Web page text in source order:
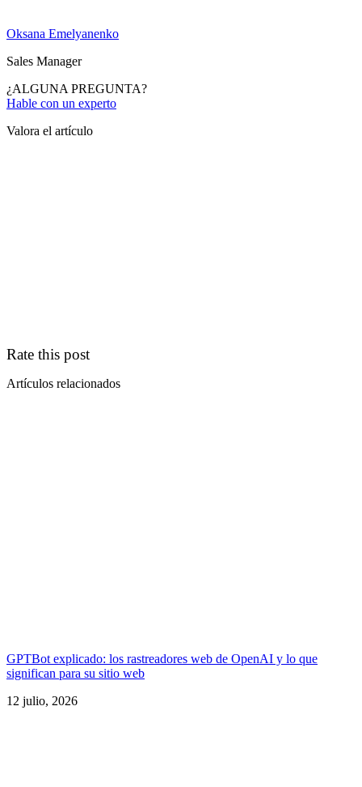
Oksana Emelyanenko
Sales Manager
¿ALGUNA PREGUNTA?
Hable con un experto
Valora el artículo
Rate this post
Artículos relacionados
GPTBot explicado: los rastreadores web de OpenAI y lo que
significan para su sitio web
12 julio, 2026